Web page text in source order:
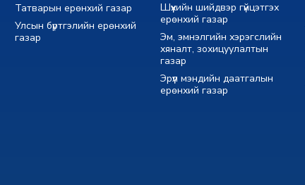
Татварын ерөнхий газар
Улсын бүртгэлийн ерөнхий
газар
Шүүхийн шийдвэр гүйцэтгэх
ерөнхий газар
Эм, эмнэлгийн хэрэгслийн
хяналт, зохицуулалтын
газар
Эрүүл мэндийн даатгалын
ерөнхий газар